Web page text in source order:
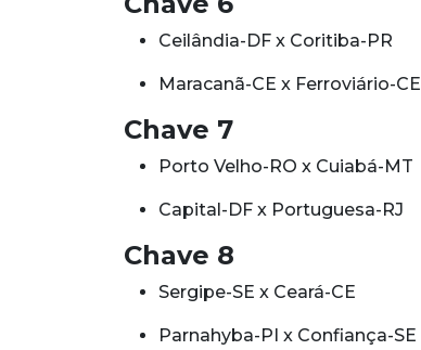
Ceilândia-DF x Coritiba-PR
Maracanã-CE x Ferroviário-CE
Chave 7
Porto Velho-RO x Cuiabá-MT
Capital-DF x Portuguesa-RJ
Chave 8
Sergipe-SE x Ceará-CE
Parnahyba-PI x Confiança-SE